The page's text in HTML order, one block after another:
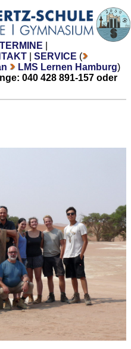
TERMINE
SERVICE (
LMS Lernen Hamburg)
040 428 891-157 oder